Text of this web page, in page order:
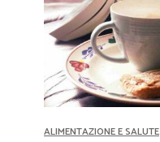
ALIMENTAZIONE E SALUTE